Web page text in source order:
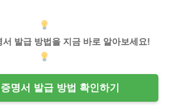
발급 방법을 지금 바로 알아보세요!
명서 발급 방법 확인하기